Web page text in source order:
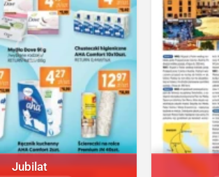
Jubilat